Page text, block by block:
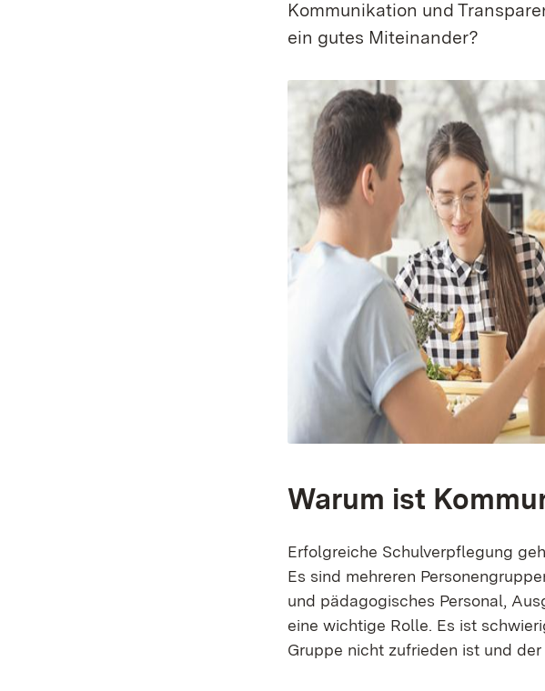
Kommunikation und
ein gutes Miteinander?
Warum ist
Erfolgreiche Schulverpflegung
Es sind mehreren
und pädagogisches Personal,
eine wichtige Rolle. Es ist
Gruppe nicht zufrieden ist und